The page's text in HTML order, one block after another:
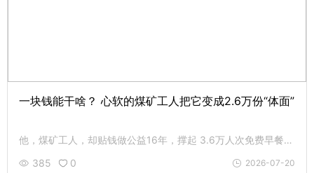
一块钱能干啥？ 心软的煤矿工人把它变成2.6万份“体面”
他，煤矿工人，却贴钱做公益16年，撑起 3.6万人次免费早餐；用一元爱心成全了2.6万人次的体面，帮 460 余颗孤寡的心过生日。致敬曹占金，愿行善的小红帽在你我手中继续传递。
385
0 2026-07-20